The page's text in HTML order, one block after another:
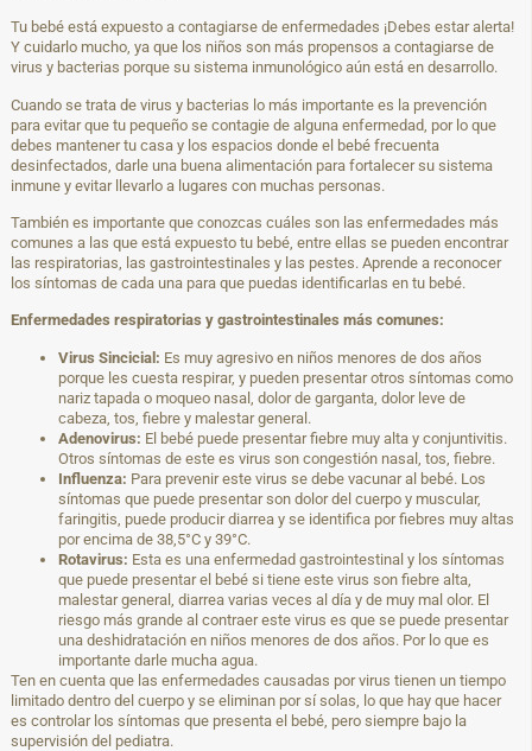
Tu bebé está expuesto a contagiarse de enfermedades ¡Debes estar alerta!
Y cuidarlo mucho, ya que los niños son más propensos a contagiarse de
virus y bacterias porque su sistema inmunológico aún está en desarrollo.
Cuando se trata de virus y bacterias lo más importante es la prevención
para evitar que tu pequeño se contagie de alguna enfermedad, por lo que
debes mantener tu casa y los espacios donde el bebé frecuenta
desinfectados, darle una buena alimentación para fortalecer su sistema
inmune y evitar llevarlo a lugares con muchas personas.
También es importante que conozcas cuáles son las enfermedades más
comunes a las que está expuesto tu bebé, entre ellas se pueden encontrar
las respiratorias, las gastrointestinales y las pestes. Aprende a reconocer
los síntomas de cada una para que puedas identificarlas en tu bebé.
Enfermedades respiratorias y gastrointestinales más comunes:
Virus Sincicial: Es muy agresivo en niños menores de dos años
porque les cuesta respirar, y pueden presentar otros síntomas como
nariz tapada o moqueo nasal, dolor de garganta, dolor leve de
cabeza, tos, fiebre y malestar general.
Adenovirus: El bebé puede presentar fiebre muy alta y conjuntivitis.
Otros síntomas de este es virus son congestión nasal, tos, fiebre.
Influenza: Para prevenir este virus se debe vacunar al bebé. Los
síntomas que puede presentar son dolor del cuerpo y muscular,
faringitis, puede producir diarrea y se identifica por fiebres muy altas
por encima de 38,5°C y 39°C.
Rotavirus: Esta es una enfermedad gastrointestinal y los síntomas
que puede presentar el bebé si tiene este virus son fiebre alta,
malestar general, diarrea varias veces al día y de muy mal olor. El
riesgo más grande al contraer este virus es que se puede presentar
una deshidratación en niños menores de dos años. Por lo que es
importante darle mucha agua.
Ten en cuenta que las enfermedades causadas por virus tienen un tiempo
limitado dentro del cuerpo y se eliminan por sí solas, lo que hay que hacer
es controlar los síntomas que presenta el bebé, pero siempre bajo la
supervisión del pediatra.